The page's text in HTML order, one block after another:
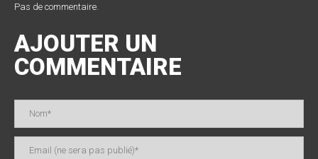
Pas de commentaire.
AJOUTER UN
COMMENTAIRE